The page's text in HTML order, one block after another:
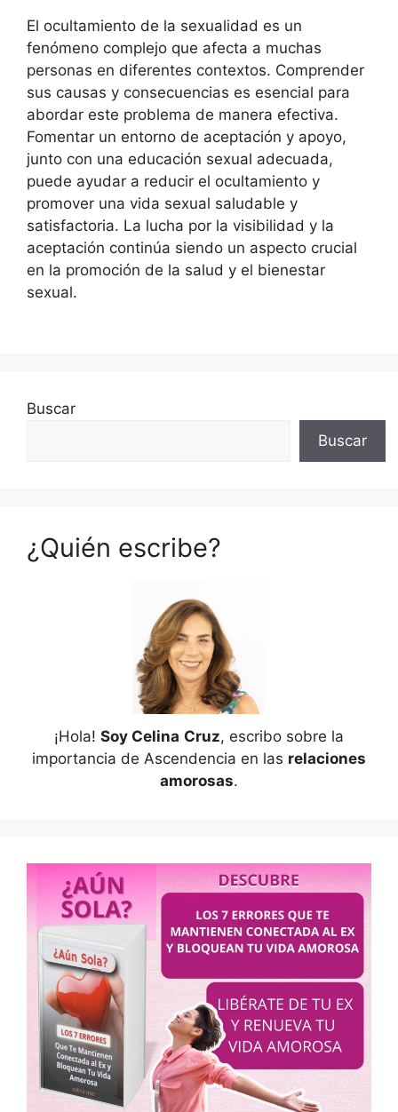
El ocultamiento de la sexualidad es un
fenómeno complejo que afecta a muchas
personas en diferentes contextos. Comprender
sus causas y consecuencias es esencial para
abordar este problema de manera efectiva.
Fomentar un entorno de aceptación y apoyo,
junto con una educación sexual adecuada,
puede ayudar a reducir el ocultamiento y
promover una vida sexual saludable y
satisfactoria. La lucha por la visibilidad y la
aceptación continúa siendo un aspecto crucial
en la promoción de la salud y el bienestar
sexual.
Buscar
Buscar
¿Quién escribe?
¡Hola! Soy Celina Cruz, escribo sobre la
importancia de Ascendencia en las relaciones
amorosas.